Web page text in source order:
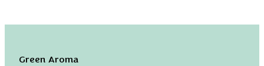
Green Aroma